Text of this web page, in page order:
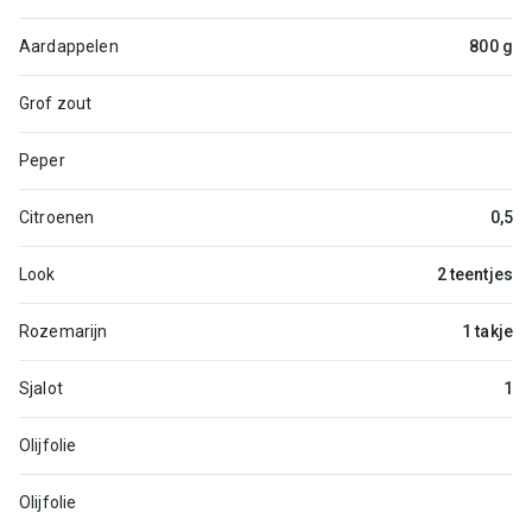
Aardappelen 800 g
Grof zout
Peper
Citroenen 0,5
Look 2 teentjes
Rozemarijn 1 takje
Sjalot 1
Olijfolie
Olijfolie